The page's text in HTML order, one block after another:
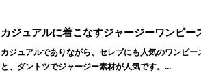
カジュアルに着こなすジャージーワンピー
カジュアルでありながら、セレブにも人気のワンピー
と、ダントツでジャージー素材が人気です。...